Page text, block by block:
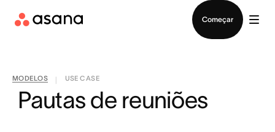
Começar
MODELOS USE CASE
Pautas de reuniões